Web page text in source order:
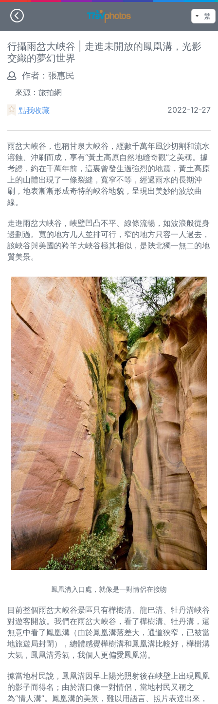
行攝雨岔大峽谷 | 走進未開放的鳳凰溝，光影
交織的夢幻世界
作者： 張惠民
來源：旅拍網
點我收藏
2022-12-27
雨岔大峽谷，也稱甘泉大峽谷，經數千萬年風沙切割和流水
溶蝕、沖刷而成，享有“黃土高原自然地縫奇觀”之美稱。據
考證，約在千萬年前，這裏曾發生過強烈的地震，黃土高原
上的山體出現了一條裂縫，寬窄不等，經過雨水的長期沖
刷，地表漸漸形成奇特的峽谷地貌，呈現出美妙的波紋曲
線。
走進雨岔大峽谷，峽壁凹凸不平、線條流暢，如波浪般從身
邊劃過。寬的地方几人並排可行，窄的地方只容一人過去，
該峽谷與美國的羚羊大峽谷極其相似，是陝北獨一無二的地
質美景。
鳳凰溝入口處，就像是一對情侶在接吻
目前整個雨岔大峽谷景區只有樺樹溝、龍巴溝、牡丹溝峽谷
對遊客開放。我們在雨岔大峽谷，看了樺樹溝、牡丹溝，還
無意中看了鳳凰溝（由於鳳凰溝落差大，通道狹窄，已被當
地旅遊局封閉），總體感覺樺樹溝和鳳凰溝比較好，樺樹溝
大氣，鳳凰溝秀氣，我個人更偏愛鳳凰溝。
據當地村民說，鳳凰溝因早上陽光照射後在峽壁上出現鳳凰
的影子而得名；由於溝口像一對情侶，當地村民又稱之
為“情人溝”。鳳凰溝的美景，難以用語言、照片表達出來，